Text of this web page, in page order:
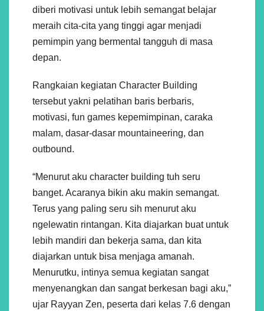
diberi motivasi untuk lebih semangat belajar
meraih cita-cita yang tinggi agar menjadi
pemimpin yang bermental tangguh di masa
depan.
Rangkaian kegiatan Character Building
tersebut yakni pelatihan baris berbaris,
motivasi, fun games kepemimpinan, caraka
malam, dasar-dasar mountaineering, dan
outbound.
“Menurut aku character building tuh seru
banget. Acaranya bikin aku makin semangat.
Terus yang paling seru sih menurut aku
ngelewatin rintangan. Kita diajarkan buat untuk
lebih mandiri dan bekerja sama, dan kita
diajarkan untuk bisa menjaga amanah.
Menurutku, intinya semua kegiatan sangat
menyenangkan dan sangat berkesan bagi aku,”
ujar Rayyan Zen, peserta dari kelas 7.6 dengan